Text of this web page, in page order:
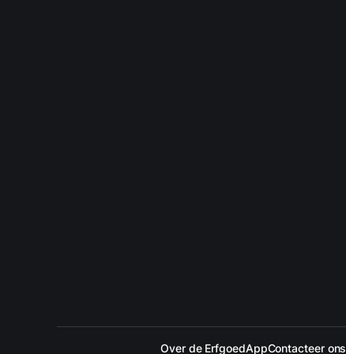
Over de ErfgoedAppContacteer ons